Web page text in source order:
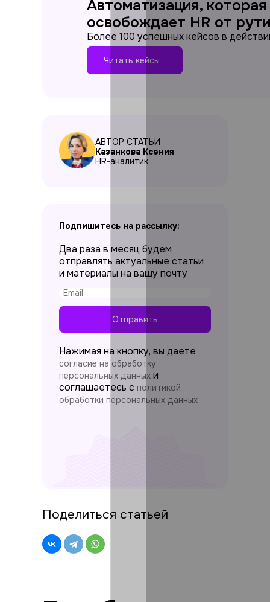
Автоматизация, которая
освобождает HR от
Более 100 успешных кейсов в
Читать кейсы
АВТОР СТАТЬИ
Казанкова Ксения
HR-аналитик
Подпишитесь на рассылку:
Два раза в месяц будем
отправлять актуальные статьи
и материалы на вашу почту
Отправить
Нажимая на кнопку, вы даете
согласие на обработку
персональных данных и
соглашаетесь c политикой
обработки персональных данных
Поделиться статьей